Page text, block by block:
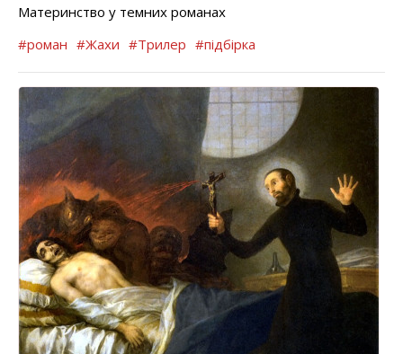
Материнство у темних романах
#роман #Жахи #Трилер #підбірка